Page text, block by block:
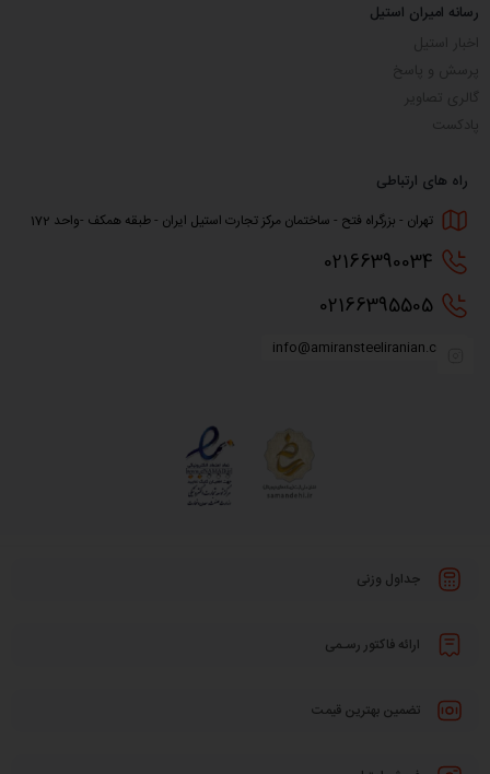
رسانه امیران استیل
راه های ارتباطی
تهران - بزرگراه فتح - ساختمان مرکز تجارت استیل ایران - طبقه همکف -واحد 172
02166390034
02166395505
info@amiransteeliranian.com
جداول وزنی
ارائه فاکتور رسـمی
تضمین بهترین قیمت